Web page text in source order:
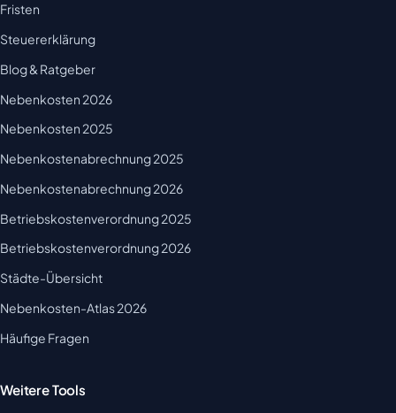
Fristen
Steuererklärung
Blog & Ratgeber
Nebenkosten 2026
Nebenkosten 2025
Nebenkostenabrechnung 2025
Nebenkostenabrechnung 2026
Betriebskostenverordnung 2025
Betriebskostenverordnung 2026
Städte-Übersicht
Nebenkosten-Atlas 2026
Häufige Fragen
Weitere Tools